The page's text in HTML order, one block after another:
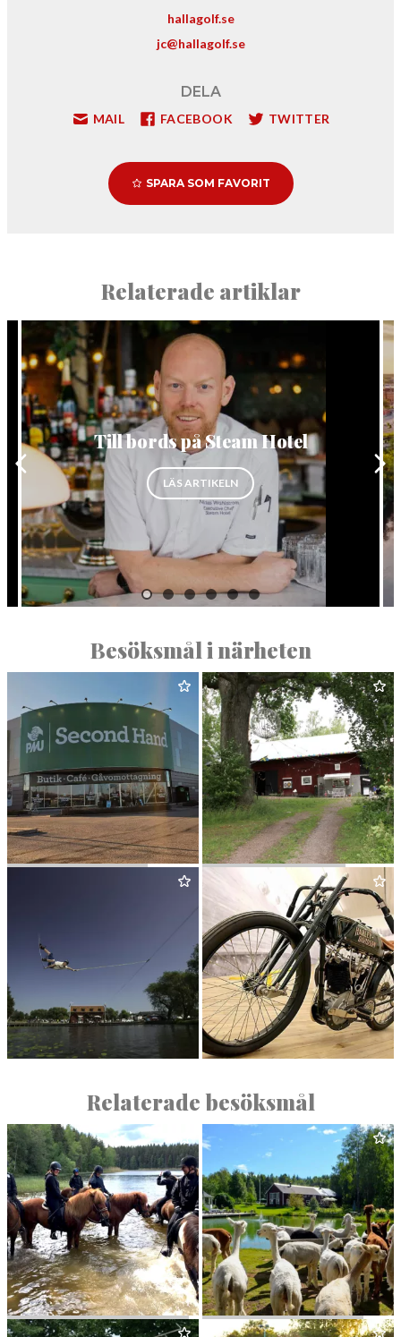
hallagolf.se
jc@hallagolf.se
DELA
MAIL FACEBOOK TWITTER
SPARA SOM FAVORIT
Relaterade artiklar
TILL DJUR OCH NATUR”
Till bords på Steam Hotel
LÄS ARTIKELN”TILL BORDS PÅ STEAM HOTEL”
Besöksmål i närheten
UNDER STO­RA EKEN
Relaterade besöksmål